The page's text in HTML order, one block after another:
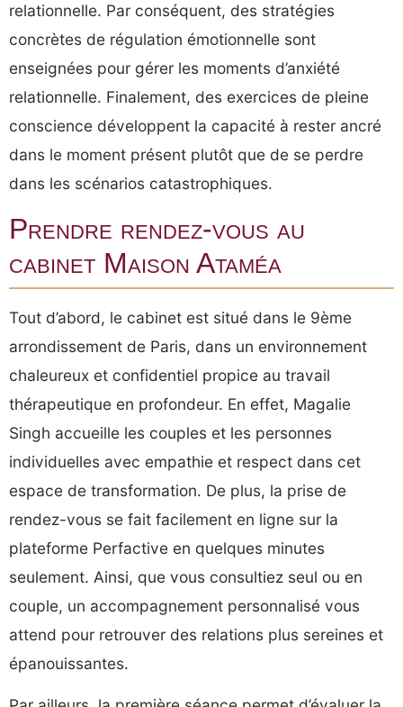
relationnelle. Par conséquent, des stratégies
concrètes de régulation émotionnelle sont
enseignées pour gérer les moments d’anxiété
relationnelle. Finalement, des exercices de pleine
conscience développent la capacité à rester ancré
dans le moment présent plutôt que de se perdre
dans les scénarios catastrophiques.
Prendre rendez-vous au
cabinet Maison Ataméa
Tout d’abord, le cabinet est situé dans le 9ème
arrondissement de Paris, dans un environnement
chaleureux et confidentiel propice au travail
thérapeutique en profondeur. En effet, Magalie
Singh accueille les couples et les personnes
individuelles avec empathie et respect dans cet
espace de transformation. De plus, la prise de
rendez-vous se fait facilement en ligne sur la
plateforme Perfactive en quelques minutes
seulement. Ainsi, que vous consultiez seul ou en
couple, un accompagnement personnalisé vous
attend pour retrouver des relations plus sereines et
épanouissantes.